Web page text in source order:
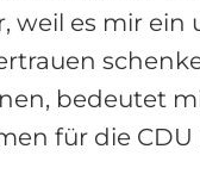
es mir
bedeutet
für die